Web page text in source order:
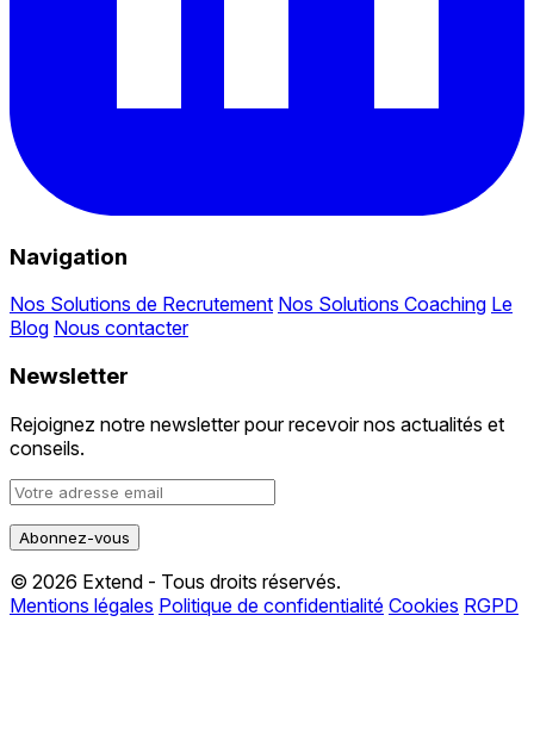
Navigation
Nos Solutions de Recrutement Nos Solutions Coaching Le
Blog Nous contacter
Newsletter
Rejoignez notre newsletter pour recevoir nos actualités et
conseils.
© 2026 Extend - Tous droits réservés.
Mentions légales Politique de confidentialité Cookies RGPD